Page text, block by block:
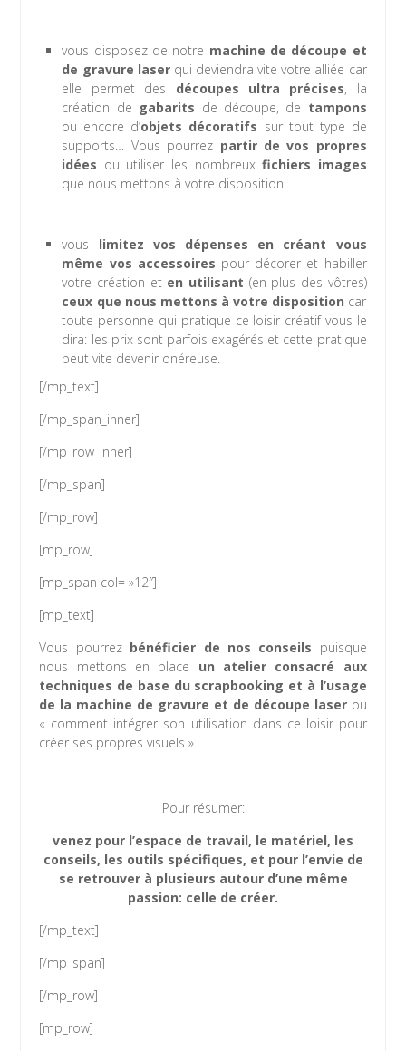
vous disposez de notre machine de découpe et
de gravure laserqui deviendra vite votre alliée car
elle permet des découpes ultra précises, la
création de gabarits de découpe, de tampons
ou encore d’objets décoratifs sur tout type de
supports… Vous pourrez partir de vos propres
idées ou utiliser les nombreuxfichiers images
que nous mettons à votre disposition.
vous limitez vos dépenses
en créant vous
même vos accessoires pour décorer et habiller
votre création et en utilisant (en plus des vôtres)
ceux que nous mettons à votre disposition car
toute personne qui pratique ce loisir créatif vous le
dira: les prix sont parfois exagérés et cette pratique
peut vite devenir onéreuse.
[/mp_text]
[/mp_span_inner]
[/mp_row_inner]
[/mp_span]
[/mp_row]
[mp_row]
[mp_span col= »12″]
[mp_text]
Vous pourrez bénéficier de nos conseils puisque
nous mettons en place un atelier consacré aux
techniques de base du scrapbooking et à l’usage
de la machine de gravure et de découpe laserou
« comment intégrer son utilisation dans ce loisir pour
créer ses propres visuels »
Pour résumer:
venez pour l’espace de travail, le matériel, les
conseils, les outils spécifiques, et pour l’envie de
se retrouver à plusieurs autour d’une même
passion: celle de créer.
[/mp_text]
[/mp_span]
[/mp_row]
[mp_row]